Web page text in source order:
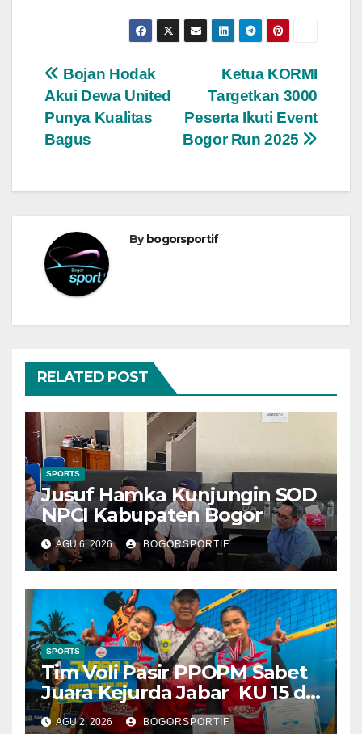
Navigasi
pos
Ketua KORMI
Targetkan 3000
Peserta Ikuti Event
Bogor Run 2025
Bojan Hodak
Akui Dewa United
Punya Kualitas
Bagus
Bybogorsportif
RELATED POST
SPORTS
Jusuf Hamka Kunjungin SOD
NPCI Kabupaten Bogor
AGU 6, 2026 BOGORSPORTIF
SPORTS
Tim Voli Pasir PPOPM Sabet
Juara Kejurda Jabar KU 15 di
Bandung
AGU 2, 2026 BOGORSPORTIF